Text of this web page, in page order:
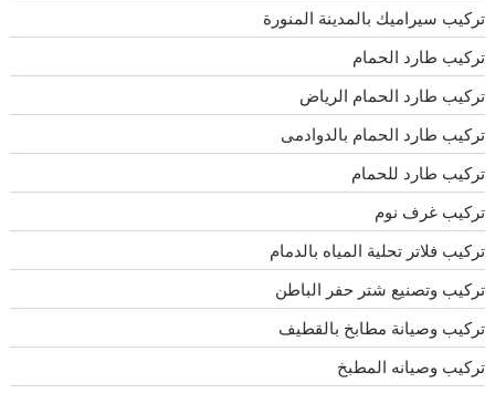
تركيب سيراميك بالمدينة المنورة
تركيب طارد الحمام
تركيب طارد الحمام الرياض
تركيب طارد الحمام بالدوادمى
تركيب طارد للحمام
تركيب غرف نوم
تركيب فلاتر تحلية المياه بالدمام
تركيب وتصنيع شتر حفر الباطن
تركيب وصيانة مطابخ بالقطيف
تركيب وصيانه المطبخ